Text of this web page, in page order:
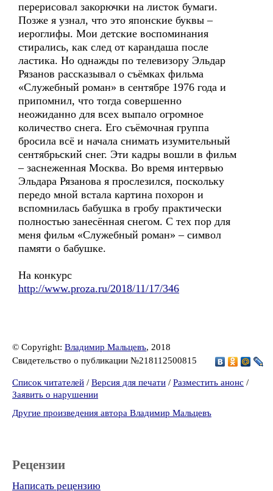
перерисовал закорючки на листок бумаги.
Позже я узнал, что это японские буквы –
иероглифы. Мои детские воспоминания
стирались, как след от карандаша после
ластика. Но однажды по телевизору Эльдар
Рязанов рассказывал о съёмках фильма
«Служебный роман» в сентябре 1976 года и
припомнил, что тогда совершенно
неожиданно для всех выпало огромное
количество снега. Его съёмочная группа
бросила всё и начала снимать изумительный
сентябрьский снег. Эти кадры вошли в фильм
– заснеженная Москва. Во время интервью
Эльдара Рязанова я прослезился, поскольку
передо мной встала картина похорон и
вспомнилась бабушка в гробу практически
полностью занесённая снегом. С тех пор для
меня фильм «Служебный роман» – символ
памяти о бабушке.
На конкурс
http://www.proza.ru/2018/11/17/346
© Copyright: Владимир Мальцевъ, 2018
Свидетельство о публикации №218112500815
Список читателей / Версия для печати / Разместить анонс /
Заявить о нарушении
Другие произведения автора Владимир Мальцевъ
Рецензии
Написать рецензию